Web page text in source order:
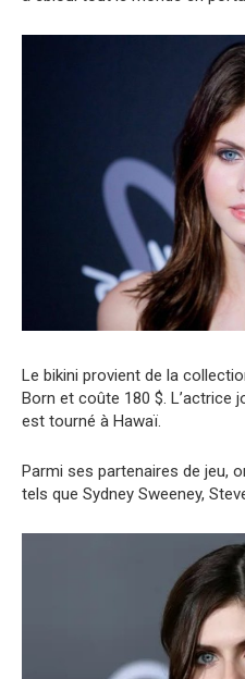
Le bikini provient de la
Born et coûte 180 $. L’actrice
est tourné à Hawaï.
Parmi ses partenaires de jeu,
tels que Sydney Sweeney,